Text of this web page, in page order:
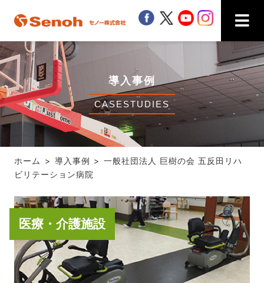
導入事例
CASESTUDIES
ホーム 導入事例
一般社団法人 巨樹の会 五反田リハ
ビリテーション病院
医療・介護施設